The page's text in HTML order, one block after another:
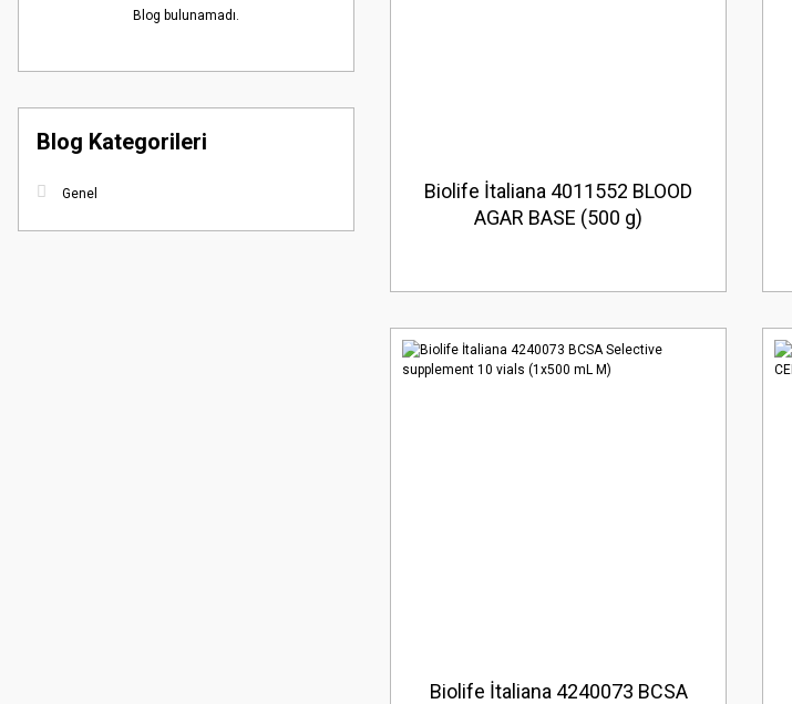
Blog bulunamadı.
Blog Kategorileri
Genel
Biolife İtaliana 4011552 BLOOD
AGAR BASE (500 g)
Biolife İtaliana 4240073 BCSA